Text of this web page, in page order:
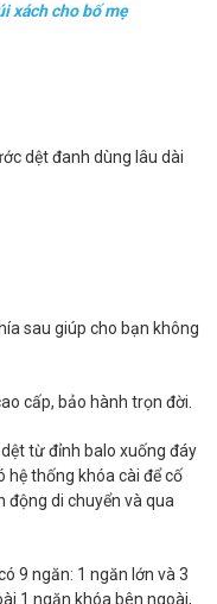
xách cho bố mẹ
dệt đanh dùng lâu dài
sau giúp cho bạn không
cấp, bảo hành trọn đời.
từ đỉnh balo xuống đáy
hệ thống khóa cài để cố
động di chuyển và qua
9 ngăn: 1 ngăn lớn và 3
1 ngăn khóa bên ngoài,